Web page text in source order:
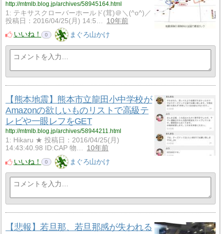
http://mtmlb.blog.jp/archives/58945164.html
1: テキサスクローバーホールド(茸)＠＼(^o^)／
投稿日：2016/04/25(月) 14:5…
10年前
いいね！
0 まぐろ山かけ
【熊本地震】熊本市立龍田小中学校が
Amazonの欲しいものリストで高級テ
レビや一眼レフをGET
http://mtmlb.blog.jp/archives/58944211.html
1: Hikaru ★ 投稿日：2016/04/25(月)
14:43:40.98 ID:CAP 物…
10年前
いいね！
0 まぐろ山かけ
【悲報】若旦那、若旦那感が失われる